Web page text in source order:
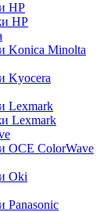
HP
HP
Konica Minolta
Kyocera
Lexmark
Lexmark
OCE ColorWave
Oki
Panasonic